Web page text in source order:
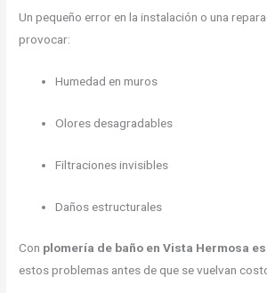
Un pequeño error en la instalación o una
provocar:
Humedad en muros
Olores desagradables
Filtraciones invisibles
Daños estructurales
Con plomería de baño en Vista Hermosa
estos problemas antes de que se vuelvan